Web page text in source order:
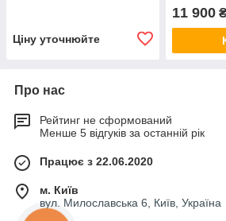
Ціну уточнюйте
11 900
Про нас
Рейтинг не сформований
Менше 5 відгуків за останній рік
Працює з 22.06.2020
м. Київ
вул. Милославська 6, Київ, Україна